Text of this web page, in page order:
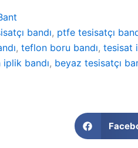
bandı, ptfe tesisatçı
, teflon boru bandı, tesisat
bandı, beyaz tesisatçı